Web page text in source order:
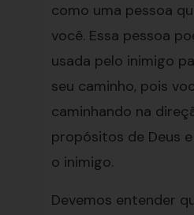
como uma pessoa
você. Essa pessoa
usada pelo inimigo
seu caminho, pois
caminhando na
propósitos de Deus
o inimigo.
Devemos entender